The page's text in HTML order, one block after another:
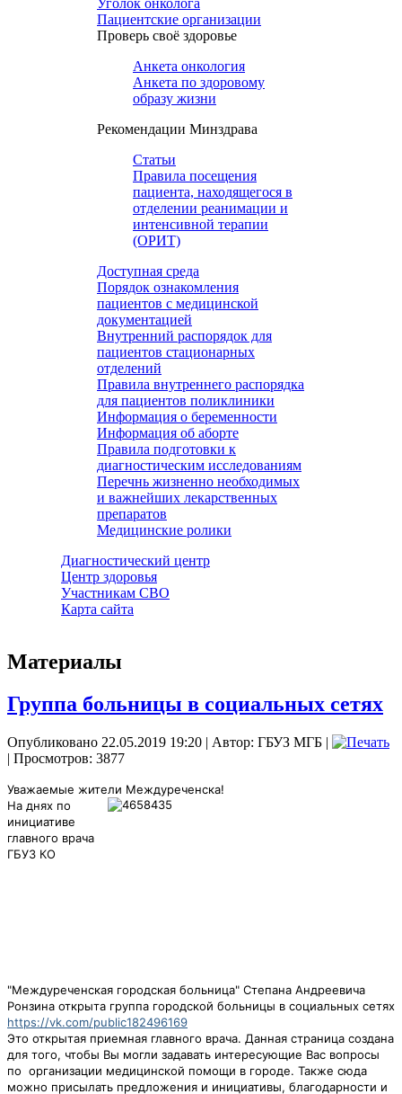
Уголок онколога
Пациентские организации
Проверь своё здоровье
Анкета онкология
Анкета по здоровому
образу жизни
Рекомендации Минздрава
Статьи
Правила посещения
пациента, находящегося в
отделении реанимации и
интенсивной терапии
(ОРИТ)
Доступная среда
Порядок ознакомления
пациентов с медицинской
документацией
Внутренний распорядок для
пациентов стационарных
отделений
Правила внутреннего распорядка
для пациентов поликлиники
Информация о беременности
Информация об аборте
Правила подготовки к
диагностическим исследованиям
Перечнь жизненно необходимых
и важнейших лекарственных
препаратов
Медицинские ролики
Диагностический центр
Центр здоровья
Участникам СВО
Карта сайта
Материалы
Группа больницы в социальных сетях
Опубликовано 22.05.2019 19:20 | Автор: ГБУЗ МГБ |
| Просмотров: 3877
Уважаемые жители Междуреченска!
На днях по
инициативе
главного врача
ГБУЗ КО
"Междуреченская городская больница" Степана Андреевича
Ронзина открыта группа городской больницы в социальных сетях
https://vk.com/public182496169
Это открытая приемная главного врача. Данная страница создана
для того, чтобы Вы могли задавать интересующие Вас вопросы
по организации медицинской помощи в городе. Также сюда
можно присылать предложения и инициативы, благодарности и